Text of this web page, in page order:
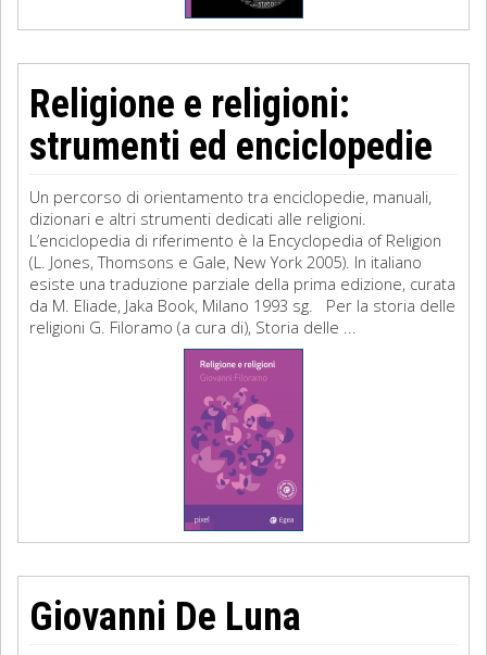
Religione e religioni:
strumenti ed enciclopedie
Un percorso di orientamento tra enciclopedie, manuali,
dizionari e altri strumenti dedicati alle religioni.
L’enciclopedia di riferimento è la Encyclopedia of Religion
(L. Jones, Thomsons e Gale, New York 2005). In italiano
esiste una traduzione parziale della prima edizione, curata
da M. Eliade, Jaka Book, Milano 1993 sg. Per la storia delle
religioni G. Filoramo (a cura di), Storia delle ...
Giovanni De Luna